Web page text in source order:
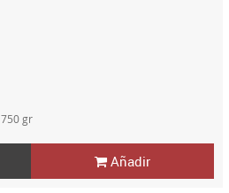
750 gr
Añadir